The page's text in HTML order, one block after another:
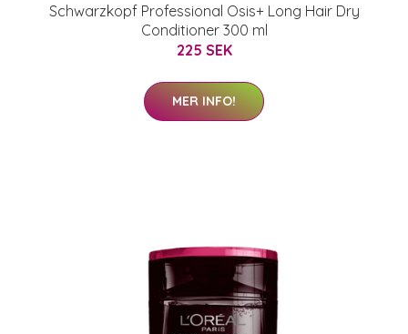
Schwarzkopf Professional Osis+ Long Hair Dry
Conditioner 300 ml
225 SEK
MER INFO!